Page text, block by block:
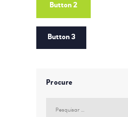
Button 2
Button 3
Procure
por: